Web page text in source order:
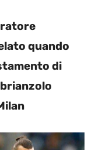
quando
di